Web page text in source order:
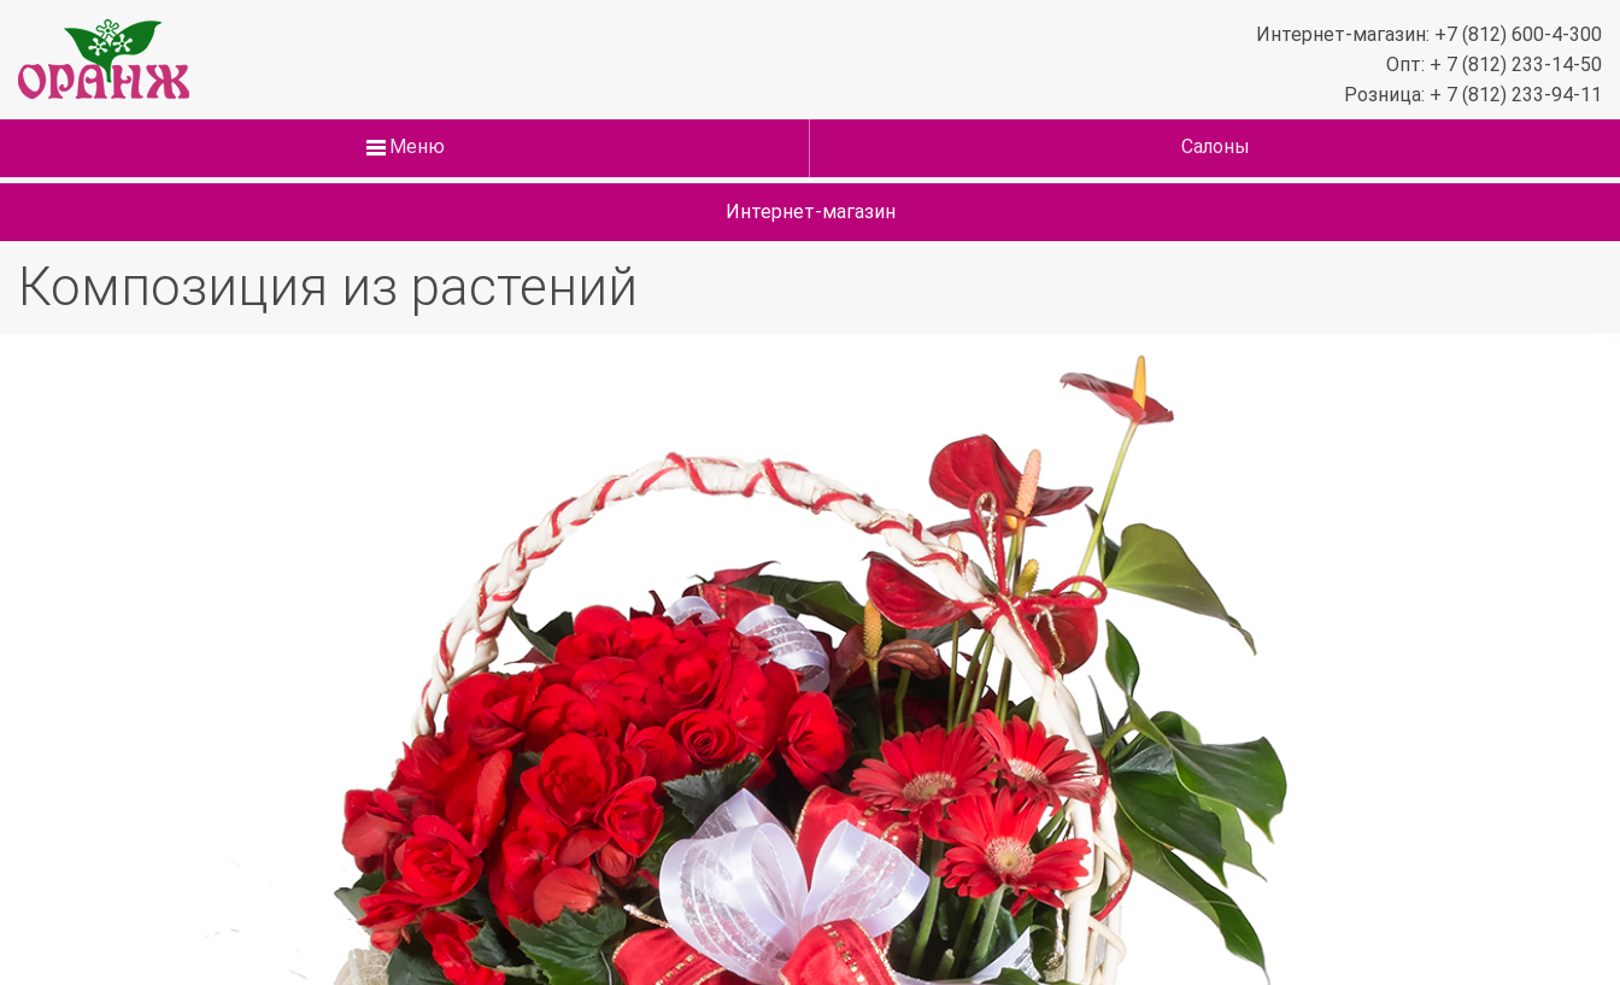
Интернет-магазин: +7 (812) 600-4-300
Опт: + 7 (812) 233-14-50
Розница: + 7 (812) 233-94-11
Меню Салоны
Интернет-магазин
Композиция из растений